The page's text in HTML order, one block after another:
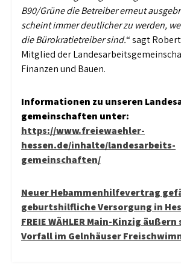
B90/Grüne die Betreiber erneut
scheint immer deutlicher zu werden,
die Bürokratietreiber sind.“ sagt
Mitglied der
Finanzen und Bauen.
Informationen zu unseren
gemeinschaften unter:
https://www.freiewaehler-
hessen.de/inhalte/landesarbeits-
gemeinschaften/
Neuer Hebammenhilfevertrag
geburtshilfliche Versorgung in
FREIE WÄHLER Main-Kinzig
Vorfall im Gelnhäuser